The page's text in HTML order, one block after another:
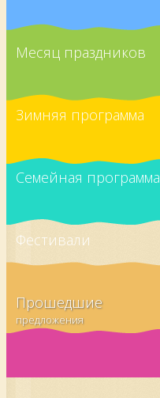
Месяц праздников
Зимняя программа
Семейная программа
Фестивали
Прошедшие
предложения